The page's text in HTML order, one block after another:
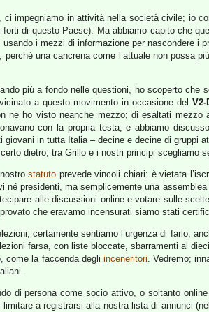
impegniamo in attività nella società civile; io
di questo Paese). Ma abbiamo capito che
i mezzi di informazione per nascondere i
una cancrena come l’attuale non possa
più a fondo nelle questioni, ho scoperto
a questo movimento in occasione del V2-
ho visto neanche mezzo; di esaltati
con la propria testa; e abbiamo
in tutta Italia – decine e decine di gruppi
dietro; tra Grillo e i nostri principi scegliamo
nostrostatuto prevede vincoli chiari: è vietata
presidenti, ma semplicemente una
alle discussioni online e votare sulle
che eravamo incensurati siamo stati
certamente sentiamo l’urgenza di farlo,
farsa, con liste bloccate, sbarramenti al
come la faccenda degli inceneritori. Vedremo;
di persona come socio attivo, o soltanto
a registrarsi alla nostra lista di annunci